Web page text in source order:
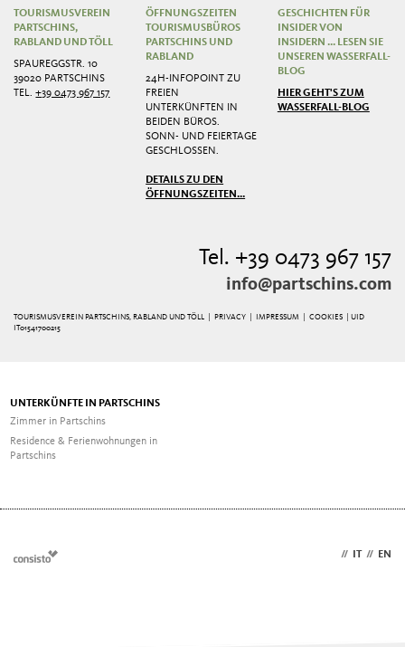
TOURISMUSVEREIN
PARTSCHINS,
RABLAND UND TÖLL
SPAUREGGSTR. 10
39020 PARTSCHINS
TEL.+39 0473 967 157
ÖFFNUNGSZEITEN
TOURISMUSBÜROS
PARTSCHINS UND
RABLAND
24H-INFOPOINT ZU
FREIEN
UNTERKÜNFTEN IN
BEIDEN BÜROS.
SONN- UND FEIERTAGE
GESCHLOSSEN.
DETAILS ZU DEN
ÖFFNUNGSZEITEN...
GESCHICHTEN FÜR
INSIDER VON
INSIDERN ... LESEN SIE
UNSEREN WASSERFALL-
BLOG
HIER GEHT'S ZUM
WASSERFALL-BLOG
Tel. +39 0473 967 157
info@partschins.com
TOURISMUSVEREIN PARTSCHINS, RABLAND UND TÖLL | PRIVACY IMPRESSUM |COOKIES
| UID
IT01541700215
UNTERKÜNFTE IN PARTSCHINS
Zimmer in Partschins
Residence & Ferienwohnungen in
Partschins
// IT // EN